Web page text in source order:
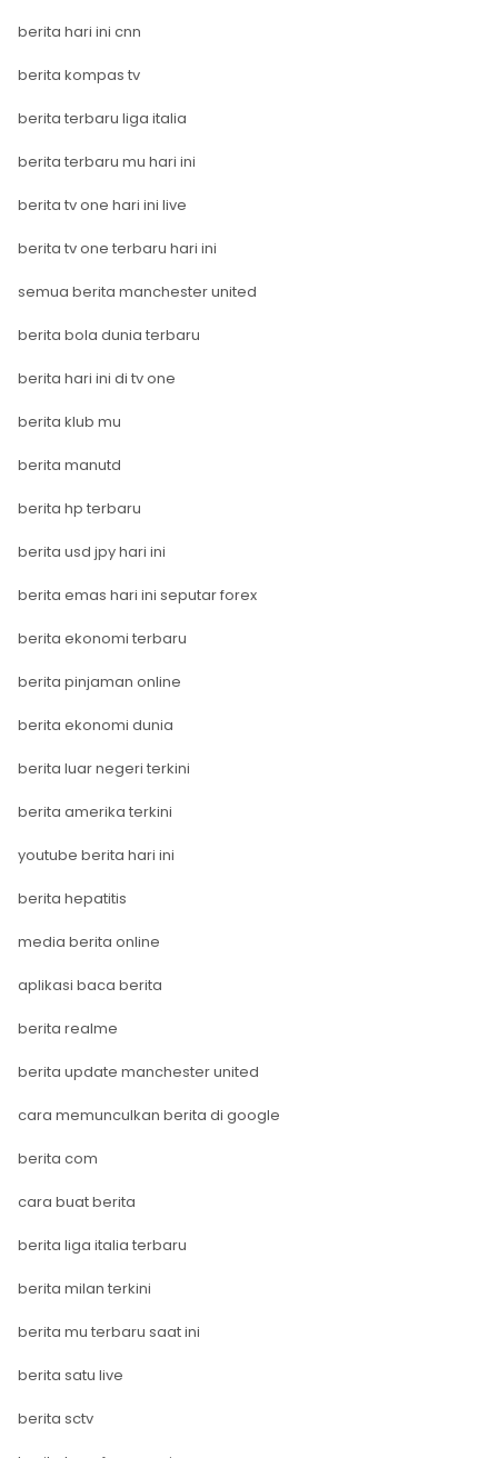
berita hari ini cnn
berita kompas tv
berita terbaru liga italia
berita terbaru mu hari ini
berita tv one hari ini live
berita tv one terbaru hari ini
semua berita manchester united
berita bola dunia terbaru
berita hari ini di tv one
berita klub mu
berita manutd
berita hp terbaru
berita usd jpy hari ini
berita emas hari ini seputar forex
berita ekonomi terbaru
berita pinjaman online
berita ekonomi dunia
berita luar negeri terkini
berita amerika terkini
youtube berita hari ini
berita hepatitis
media berita online
aplikasi baca berita
berita realme
berita update manchester united
cara memunculkan berita di google
berita com
cara buat berita
berita liga italia terbaru
berita milan terkini
berita mu terbaru saat ini
berita satu live
berita sctv